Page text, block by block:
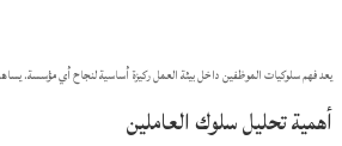
يعد فهم سلوكيات الموظفين داخل بيئة العمل ركيزة أساسية لنجاح أي مؤسسة.
أهمية تحليل سلوك العاملين